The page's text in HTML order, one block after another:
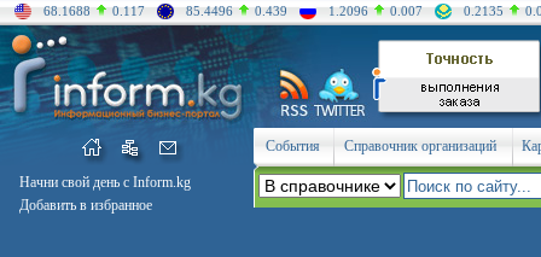
68.1688 0.117 85.4496 0.439 1.2096 0.007 0.2135
Начни свой день с Inform.kg
Добавить в избранное
События Справочник организаций